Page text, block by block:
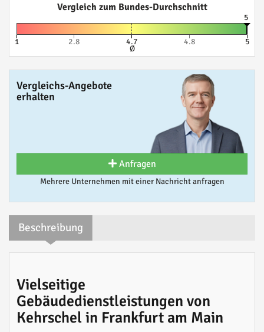
Vergleich zum Bundes-Durchschnitt
5
1 2.8 4.7
Ø
4.8 5
Vergleichs-Angebote
erhalten
Anfragen
Mehrere Unternehmen mit einer Nachricht anfragen
Beschreibung
Vielseitige
Gebäudedienstleistungen von
Kehrschel in Frankfurt am Main